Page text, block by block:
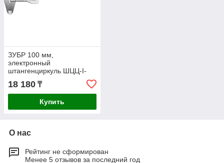
ЗУБР 100 мм,
электронный
штангенциркуль ШЦЦ-I-
100-0,01 34463-100
Профессионал
18 180 ₸
Купить
О нас
Рейтинг не сформирован
Менее 5 отзывов за последний год